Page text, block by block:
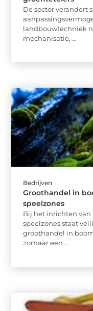
De sector verandert
landbouwtechniek
mechanisatie, ...
Bedrijven
Groothandel in
speelzones
Bij het inrichten
speelzones staat
groothandel in
zomaar een ...